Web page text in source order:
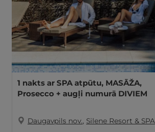
1 nakts ar SPA atpūtu, MASĀŽA,
Prosecco + augļi numurā DIVIEM
Daugavpils nov., Silene Resort & SPA